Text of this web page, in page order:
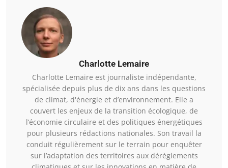
Charlotte Lemaire
Charlotte Lemaire est journaliste indépendante,
spécialisée depuis plus de dix ans dans les questions
de climat, d'énergie et d’environnement. Elle a
couvert les enjeux de la transition écologique, de
l’économie circulaire et des politiques énergétiques
pour plusieurs rédactions nationales. Son travail la
conduit régulièrement sur le terrain pour enquêter
sur l’adaptation des territoires aux dérèglements